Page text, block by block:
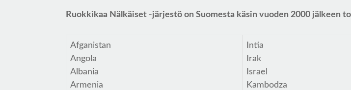
Ruokkikaa Nälkäiset -järjestö on Suomesta käsin vuoden 2000 jälkeen
Afganistan
Angola
Albania
Armenia
Intia
Irak
Israel
Kambodza